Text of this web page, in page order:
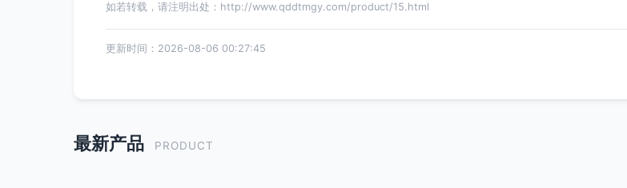
如若转载，请注明出处：http://www.qddtmgy.com/product/15.html
更新时间：2026-08-06 00:27:45
最新产品 PRODUCT